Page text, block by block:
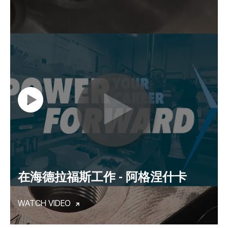
在海德拉福斯工作 - 阿格涅什卡
WATCH VIDEO